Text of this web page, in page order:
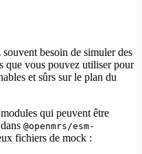
besoin de simuler des
que vous pouvez utiliser pour
et sûrs sur le plan du
qui peuvent être
@openmrs/esm-
fichiers de mock :